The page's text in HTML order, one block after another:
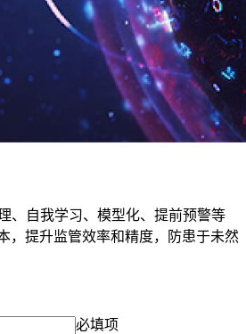
、自我学习、模型化、提前预警等
，提升监管效率和精度，防患于未然
必填项